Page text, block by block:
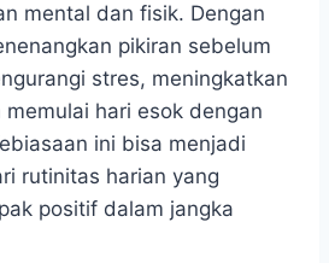
mental dan fisik. Dengan
pikiran sebelum
stres, meningkatkan
hari esok dengan
ini bisa menjadi
rutinitas harian yang
positif dalam jangka